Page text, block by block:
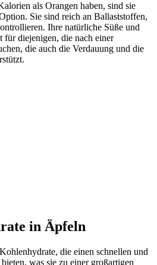
als Orangen haben, sind sie
Sie sind reich an Ballaststoffen,
Ihre natürliche Süße und
für diejenigen, die nach einer
die auch die Verdauung und die
in Äpfeln
die einen schnellen und
bieten, was sie zu einer großartigen